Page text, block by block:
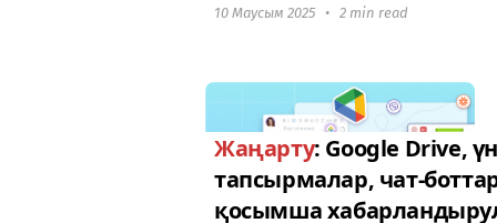
27001:2022 сертификатын
процестеріміз әлемдік
талаптарға...
10 Маусым 2025 • 2 min read
Жаңарту: Google Drive,
тапсырмалар, чат-
қосымша